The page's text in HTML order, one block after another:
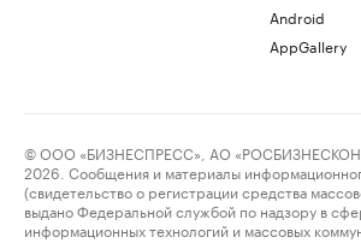
Android
AppGallery
© ООО «БИЗНЕСПРЕСС», АО
2026. Сообщения и материалы
(свидетельство о регистрации средства
выдано Федеральной службой по надзору в
информационных технологий и массовых